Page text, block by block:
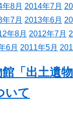
年8月 2014年7月
年7月 2013年6月
年8月 2012年7月
6月 2011年5月
「出土遺
いて